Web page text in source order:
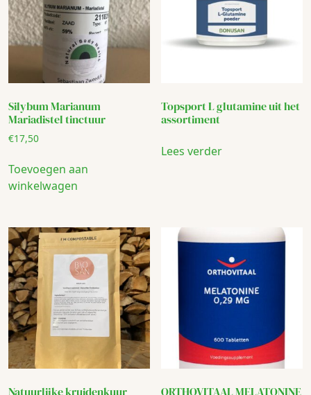
Silybum Marianum
Mariadistel tinctuur
€17,50
Toevoegen aan
winkelwagen
Topsport L glutamine uit het
assortiment
Lees verder
Natuurlijke kruidenkuur
ORTHOVITAAL MELATONINE